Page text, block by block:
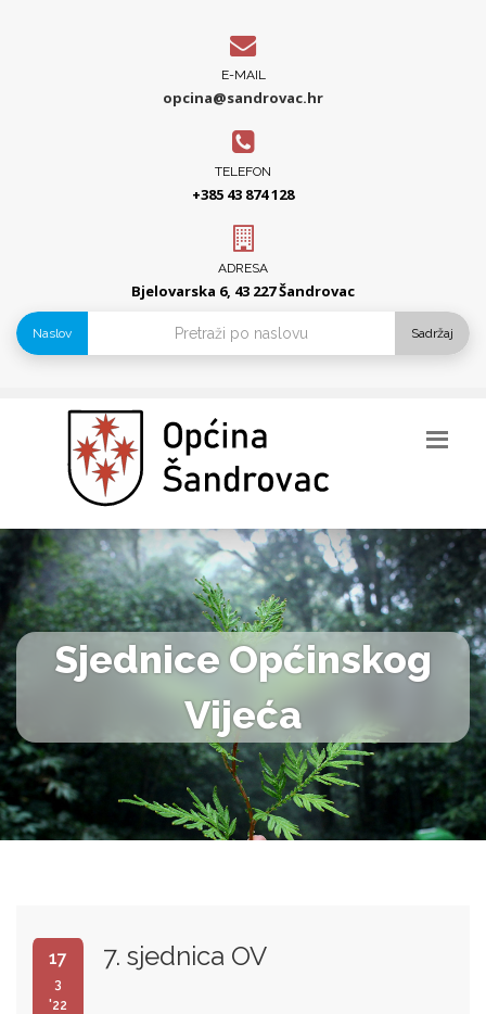
E-MAIL
opcina@sandrovac.hr
TELEFON
+385 43 874 128
ADRESA
Bjelovarska 6, 43 227 Šandrovac
Naslov Sadržaj
Sjednice Općinskog
Vijeća
17
3
'22
7. sjednica OV